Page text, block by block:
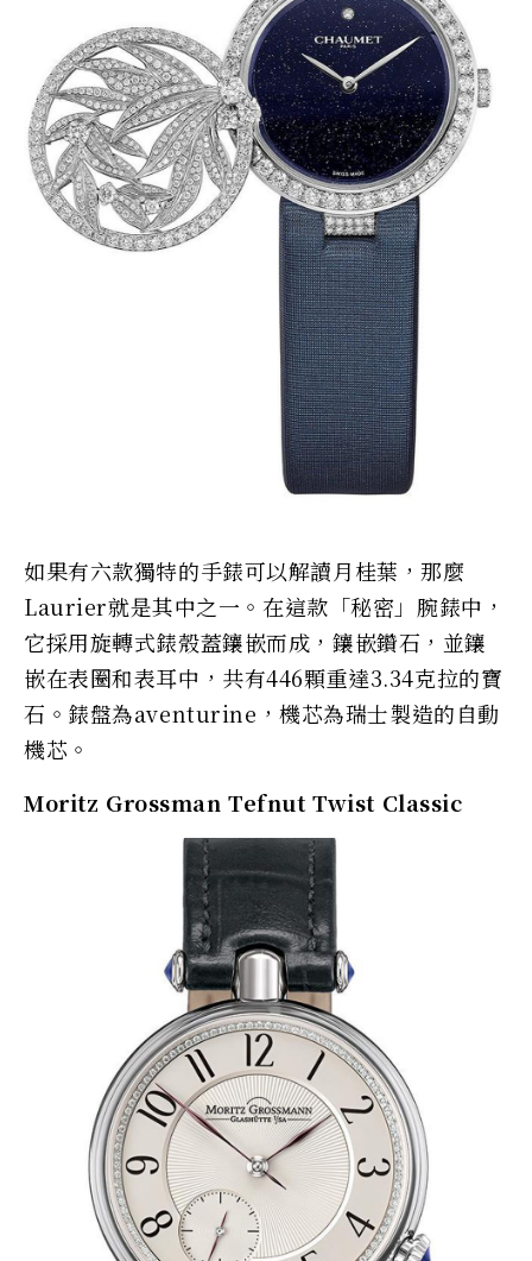
如果有六款獨特的手錶可以解讀月桂葉，那麼
Laurier就是其中之一。在這款「秘密」腕錶中，
它採用旋轉式錶殼蓋鑲嵌而成，鑲嵌鑽石，並鑲
嵌在表圈和表耳中，共有446顆重達3.34克拉的寶
石。錶盤為aventurine，機芯為瑞士製造的自動
機芯。
Moritz Grossman Tefnut Twist Classic